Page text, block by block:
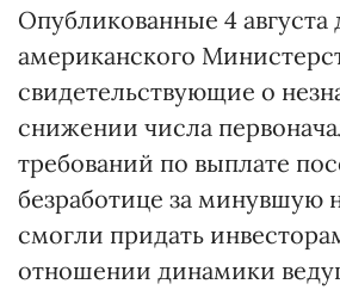
Опубликованные 4 августа
американского
свидетельствующие о
снижении числа
требований по выплате
безработице за минувшую
смогли придать
отношении динамики